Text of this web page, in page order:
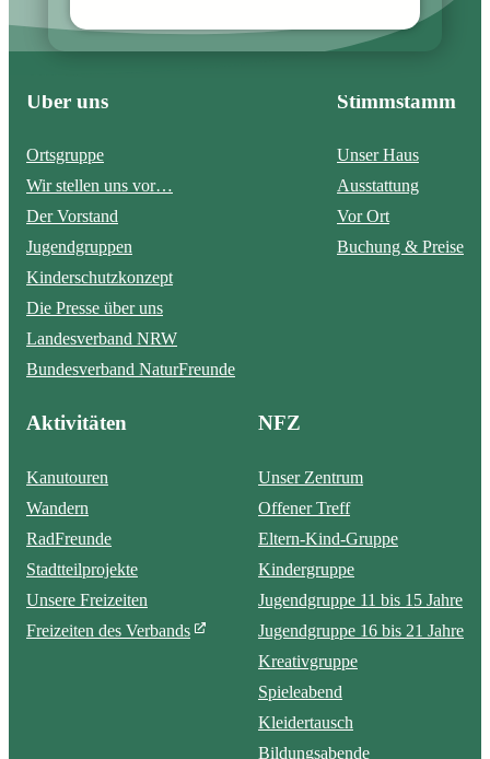
Über uns
Ortsgruppe
Wir stellen uns vor…
Der Vorstand
Jugendgruppen
Kinderschutzkonzept
Die Presse über uns
Landesverband NRW
Bundesverband NaturFreunde
Stimmstamm
Unser Haus
Ausstattung
Vor Ort
Buchung & Preise
Aktivitäten
Kanutouren
Wandern
RadFreunde
Stadtteilprojekte
Unsere Freizeiten
Freizeiten des Verbands
NFZ
Unser Zentrum
Offener Treff
Eltern-Kind-Gruppe
Kindergruppe
Jugendgruppe 11 bis 15 Jahre
Jugendgruppe 16 bis 21 Jahre
Kreativgruppe
Spieleabend
Kleidertausch
Bildungsabende